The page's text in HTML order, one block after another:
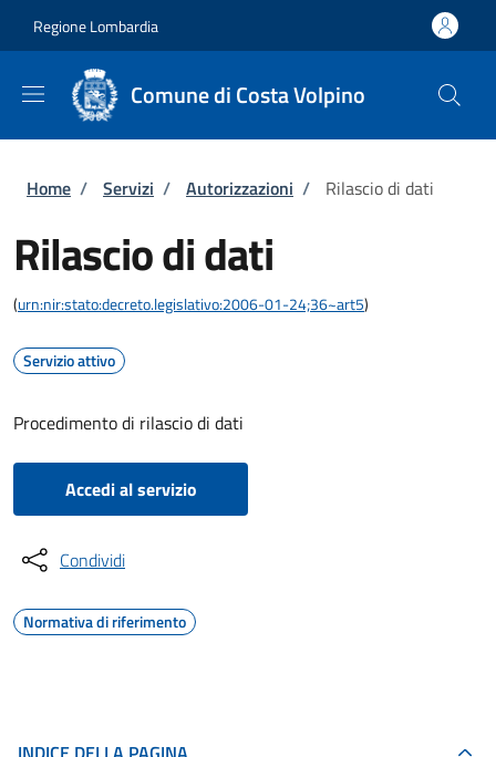
Regione Lombardia
Comune di Costa Volpino
Briciole di pane
Home / Servizi / Autorizzazioni / Rilascio di dati
Rilascio di dati
(urn:nir:stato:decreto.legislativo:2006-01-24;36~art5)
Servizio attivo
Procedimento di rilascio di dati
Accedi al servizio
Condividi
Normativa di riferimento